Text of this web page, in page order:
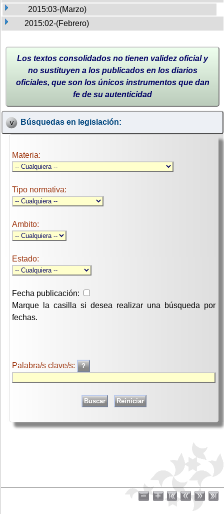
2015:03-(Marzo)
2015:02-(Febrero)
Los textos consolidados no tienen validez oficial y
no sustituyen a los publicados en los diarios
oficiales, que son los únicos instrumentos que dan
fe de su autenticidad
Búsquedas en legislación:
Materia:
Tipo normativa:
Ambito:
Estado:
Fecha publicación:
Marque la casilla si desea realizar una búsqueda por
fechas.
Palabra/s clave/s: